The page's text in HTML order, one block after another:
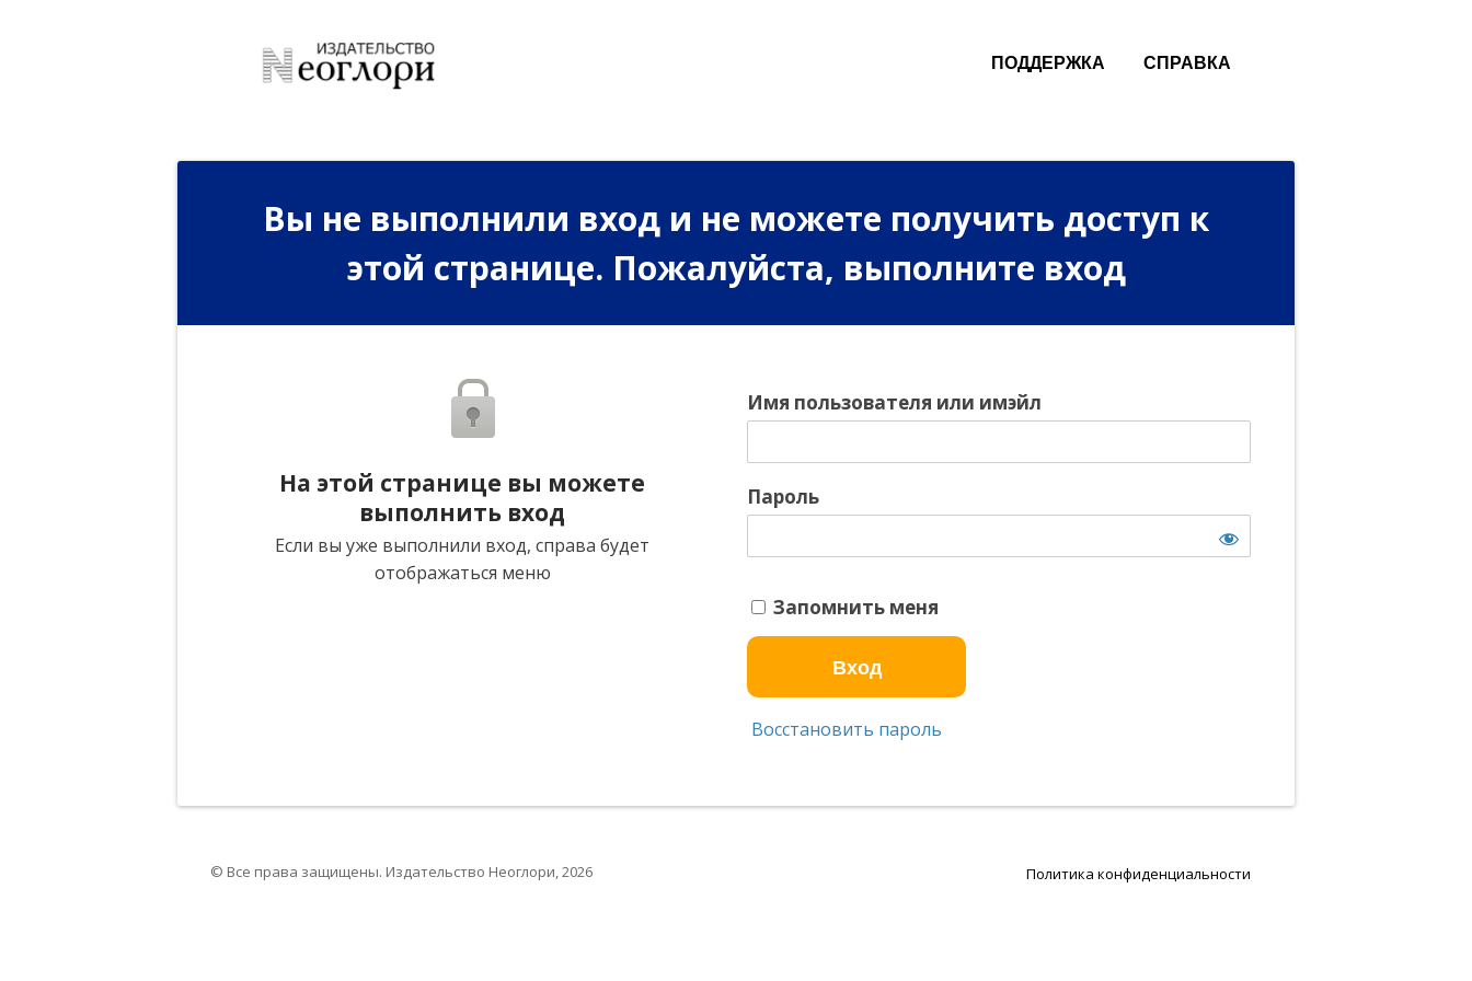
ПОДДЕРЖКА СПРАВКА
Вы не выполнили вход и не можете получить доступ к
этой странице. Пожалуйста, выполните вход
На этой странице вы можете
выполнить вход
Если вы уже выполнили вход, справа будет
отображаться меню
Имя пользователя или имэйл
Пароль
Запомнить меня
Восстановить пароль
Политика конфиденциальности
© Все права защищены. Издательство Неоглори, 2026